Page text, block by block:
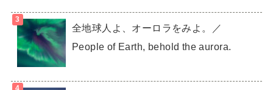
全地球人よ、オーロラをみよ。／
People of Earth, behold the aurora.